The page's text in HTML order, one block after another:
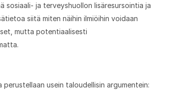
sosiaali- ja terveyshuollon lisäresursointia ja
siitä miten näihin ilmiöihin voidaan
mutta potentiaalisesti
usein taloudellisin argumentein: